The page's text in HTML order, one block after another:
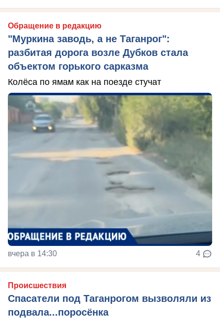
Обращение в редакцию
"Муркина заводь, а не Таганрог":
разбитая дорога возле Дубков стала
объектом горького сарказма
Колёса по ямам как на поезде стучат
вчера в 14:30 4
Происшествия
Спасатели под Таганрогом вызволяли из
подвала...поросёнка